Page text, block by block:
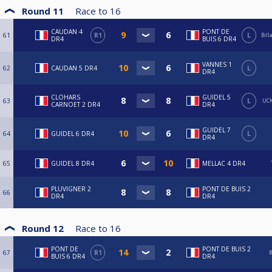
Round 11 Race to 16
61
CAUDAN 4
DR4
R1
PONT DE
BUIS 6 DR4
L
62 CAUDAN 5 DR4
VANNES 1
DR4
L
63
CLOHARS
CARNOET 2 DR4
GUIDEL 5
DR4
L
64 GUIDEL 6 DR4
GUIDEL 7
DR4
L
65 GUIDEL 8 DR4 MELLAC 4 DR4
66
PLUVIGNER 2
DR4
PONT DE BUIS 2
DR4
Round 12 Race to 16
67
PONT DE
BUIS 6 DR4
R1
PONT DE BUIS 2
DR4